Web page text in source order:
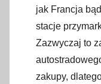
jak Francja
stacje
Zazwyczaj to
zakupy,